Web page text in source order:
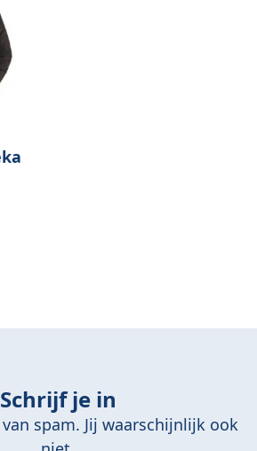
Schrijf je in
spam. Jij waarschijnlijk ook